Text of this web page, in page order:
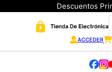
Descuentos
ACCEDER